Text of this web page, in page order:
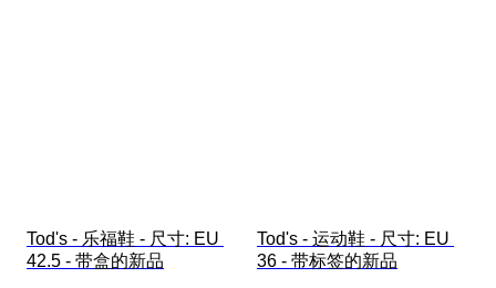
Tod's - 乐福鞋 - 尺寸: EU
42.5 - 带盒的新品
Tod's - 运动鞋 - 尺寸: EU
36 - 带标签的新品